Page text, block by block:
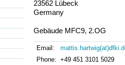
23562 Lübeck
Germany
Gebäude MFC9, 2.OG
Email:
Phone: +49 451 3101 5029